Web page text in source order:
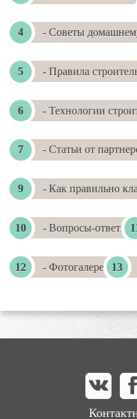
- Советы
- Правила
- Технологии
- Статьи от
- Как правильно
- Вопросы-ответы
- Фотогалереи